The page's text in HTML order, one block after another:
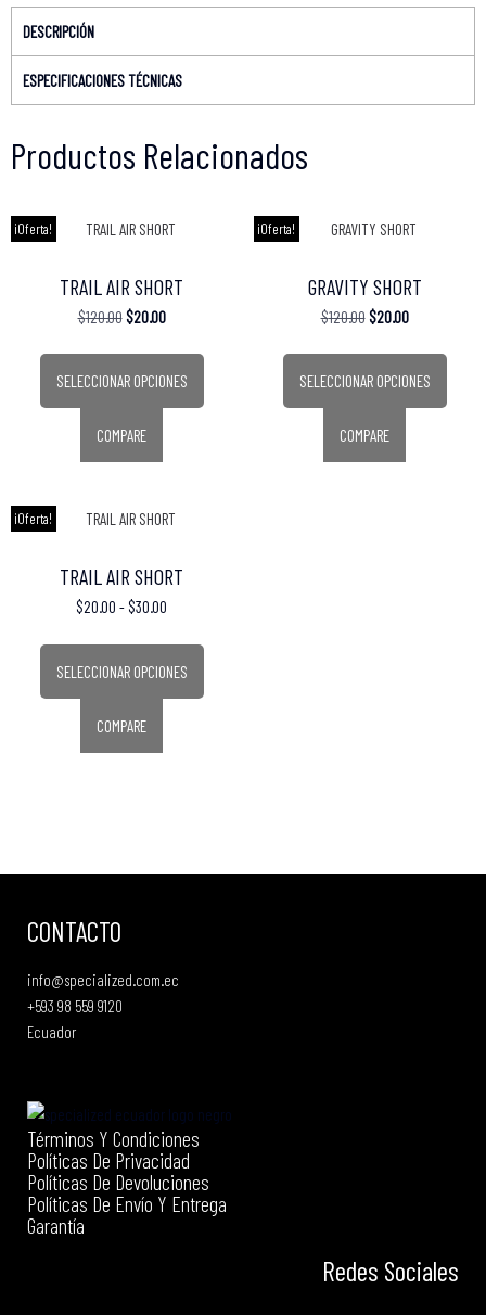
DESCRIPCIÓN
ESPECIFICACIONES TÉCNICAS
Productos Relacionados
¡Oferta!
TRAIL AIR SHORT
$120.00$20.00
SELECCIONAR OPCIONES
COMPARE
¡Oferta!
GRAVITY SHORT
$120.00$20.00
SELECCIONAR OPCIONES
COMPARE
¡Oferta!
TRAIL AIR SHORT
$20.00 - $30.00
SELECCIONAR OPCIONES
COMPARE
CONTACTO
info@specialized.com.ec
+593 98 559 9120
Ecuador
Términos Y Condiciones
Políticas De Privacidad
Políticas De Devoluciones
Políticas De Envío Y Entrega
Garantía
Redes Sociales